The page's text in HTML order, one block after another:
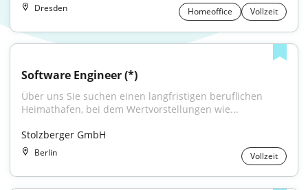
Dresden Homeoffice Vollzeit
Software Engineer (*)
Über uns Sie suchen einen langfristigen beruflichen
Heimathafen, bei dem Wertvorstellungen wie...
Stolzberger GmbH
Berlin Vollzeit